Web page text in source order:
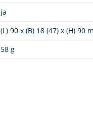
ja
(L) 90 x (B) 18 (47) x (H) 90
58 g